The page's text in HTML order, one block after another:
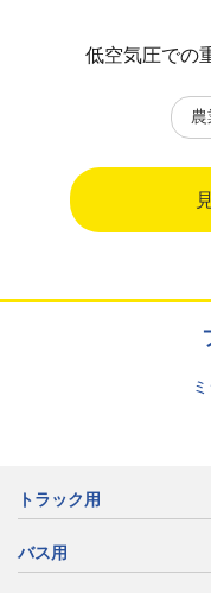
低空気圧での
トラック用
バス用